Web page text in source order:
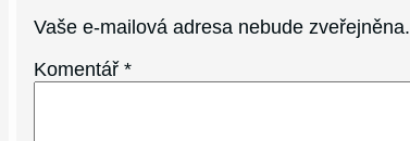
Vaše e-mailová adresa nebude zveřejněna.
Komentář*